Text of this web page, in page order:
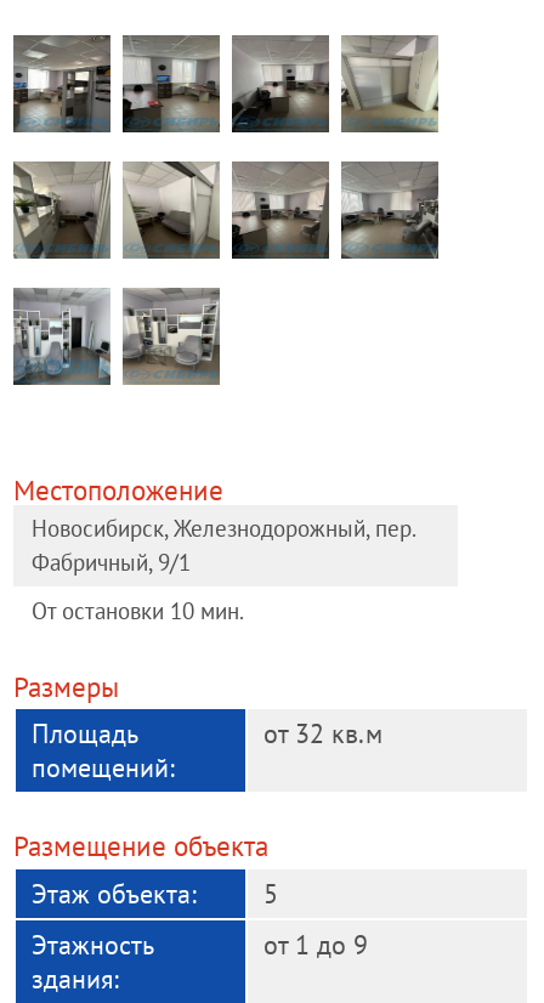
Местоположение
Новосибирск, Железнодорожный, пер.
Фабричный, 9/1
От остановки 10 мин.
Размеры
Площадь
помещений:
от 32 кв.м
Размещение объекта
Этаж объекта:
5
Этажность
здания:
от 1 до 9